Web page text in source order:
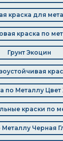
краска для
краска по
Грунт Экоцин
по Металлу Цвет
краски по
Черная